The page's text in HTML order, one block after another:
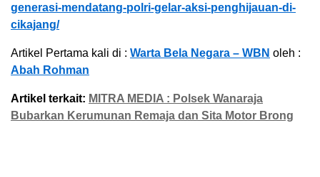
generasi-mendatang-polri-gelar-aksi-penghijauan-di-
cikajang/
Artikel Pertama kali di : Warta Bela Negara – WBN oleh :
Abah Rohman
Artikel terkait: MITRA MEDIA : Polsek Wanaraja
Bubarkan Kerumunan Remaja dan Sita Motor Brong